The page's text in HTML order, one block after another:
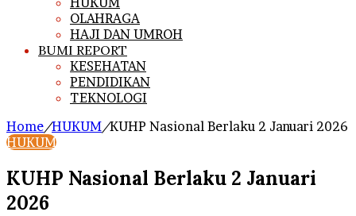
OLAHRAGA
HAJI DAN UMROH
BUMI REPORT
KESEHATAN
PENDIDIKAN
TEKNOLOGI
Home/HUKUM/KUHP Nasional Berlaku 2 Januari 2026
HUKUM
KUHP Nasional Berlaku 2 Januari
2026